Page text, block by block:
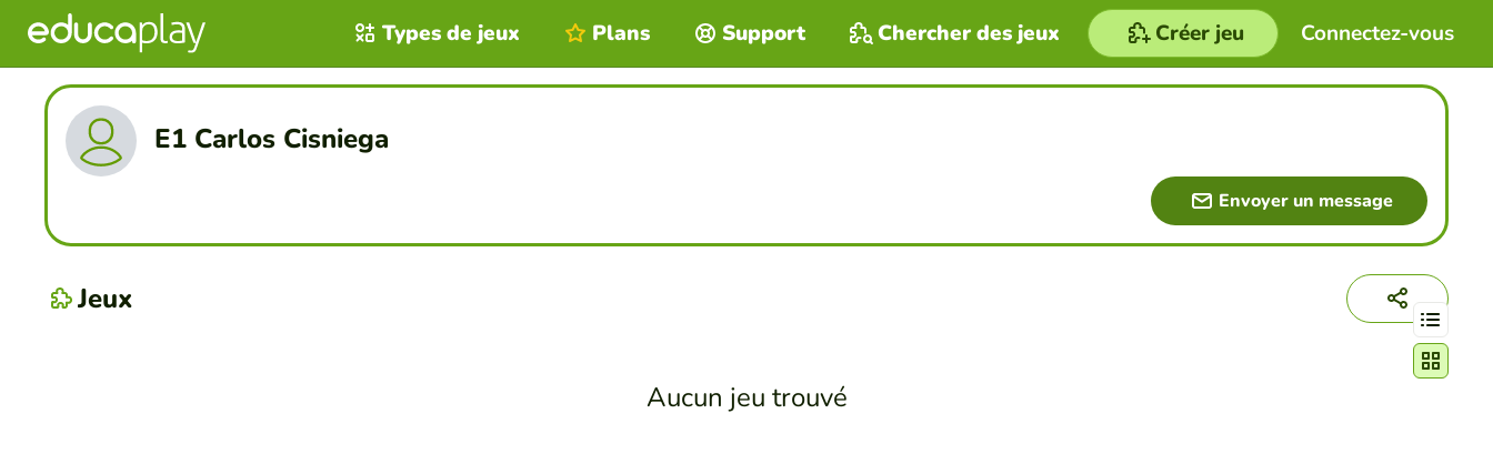
Connectez-vous
Types de jeux Plans Support Chercher des jeux Créer jeu
E1 Carlos Cisniega
Envoyer un message
Jeux Changer
Aucun jeu trouvé